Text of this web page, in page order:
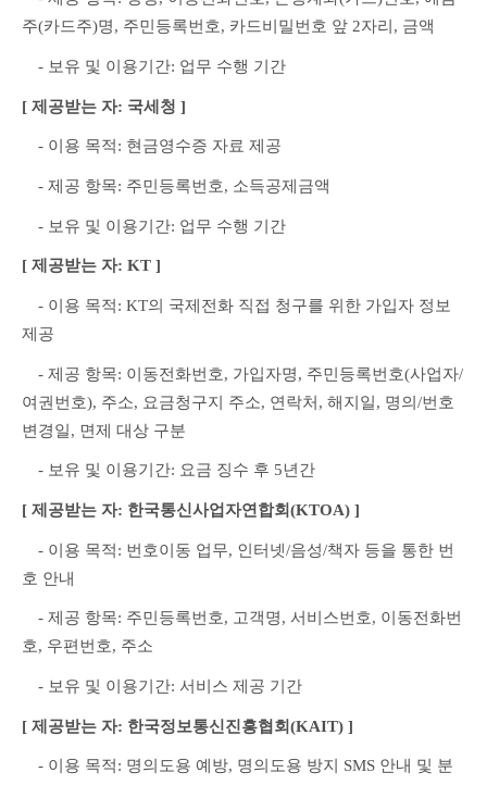
주(카드주)명, 주민등록번호, 카드비밀번호 앞 2자리, 금액
- 보유 및 이용기간: 업무 수행 기간
[ 제공받는 자: 국세청 ]
- 이용 목적: 현금영수증 자료 제공
- 제공 항목: 주민등록번호, 소득공제금액
- 보유 및 이용기간: 업무 수행 기간
[ 제공받는 자: KT ]
- 이용 목적: KT의 국제전화 직접 청구를 위한 가입자 정보
제공
- 제공 항목: 이동전화번호, 가입자명, 주민등록번호(사업자/
여권번호), 주소, 요금청구지 주소, 연락처, 해지일, 명의/번호
변경일, 면제 대상 구분
- 보유 및 이용기간: 요금 징수 후 5년간
[ 제공받는 자: 한국통신사업자연합회(KTOA) ]
- 이용 목적: 번호이동 업무, 인터넷/음성/책자 등을 통한 번
호 안내
- 제공 항목: 주민등록번호, 고객명, 서비스번호, 이동전화번
호, 우편번호, 주소
- 보유 및 이용기간: 서비스 제공 기간
[ 제공받는 자: 한국정보통신진흥협회(KAIT) ]
- 이용 목적: 명의도용 예방, 명의도용 방지 SMS 안내 및 분